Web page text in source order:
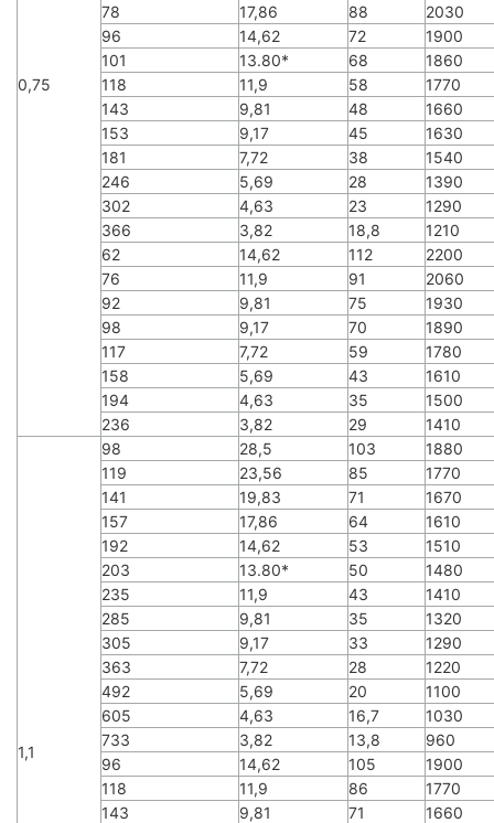
0,75
78
17,86 88
2030
96
14,62 72
1900
101
13.80* 68
1860
118
11,9 58
1770
143
9,81 48
1660
153
9,17 45
1630
181
7,72 38
1540
246
5,69 28
1390
302
4,63 23
1290
366
3,82 18,8
1210
62
14,62 112
2200
76
11,9 91
2060
92
9,81 75
1930
98
9,17 70
1890
117
7,72 59
1780
158
5,69 43
1610
194
4,63 35
1500
236
3,82 29 1410
1,1
98 28,5 103
1880
119
23,56 85
1770
141
19,83 71
1670
157
17,86 64
1610
192
14,62 53
1510
203
13.80* 50
1480
235
11,9 43
1410
285
9,81 35
1320
305
9,17 33
1290
363
7,72 28
1220
492
5,69 20
1100
605
4,63 16,7
1030
733
3,82 13,8
960
96
14,62 105
1900
118
11,9 86
1770
143
9,81 71
1660